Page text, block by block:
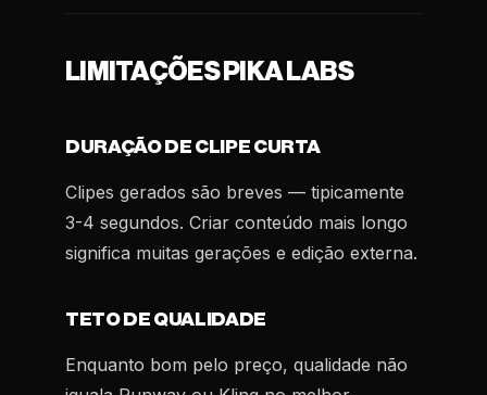
LIMITAÇÕES PIKA LABS
DURAÇÃO DE CLIPE CURTA
Clipes gerados são breves — tipicamente
3-4 segundos. Criar conteúdo mais longo
significa muitas gerações e edição externa.
TETO DE QUALIDADE
Enquanto bom pelo preço, qualidade não